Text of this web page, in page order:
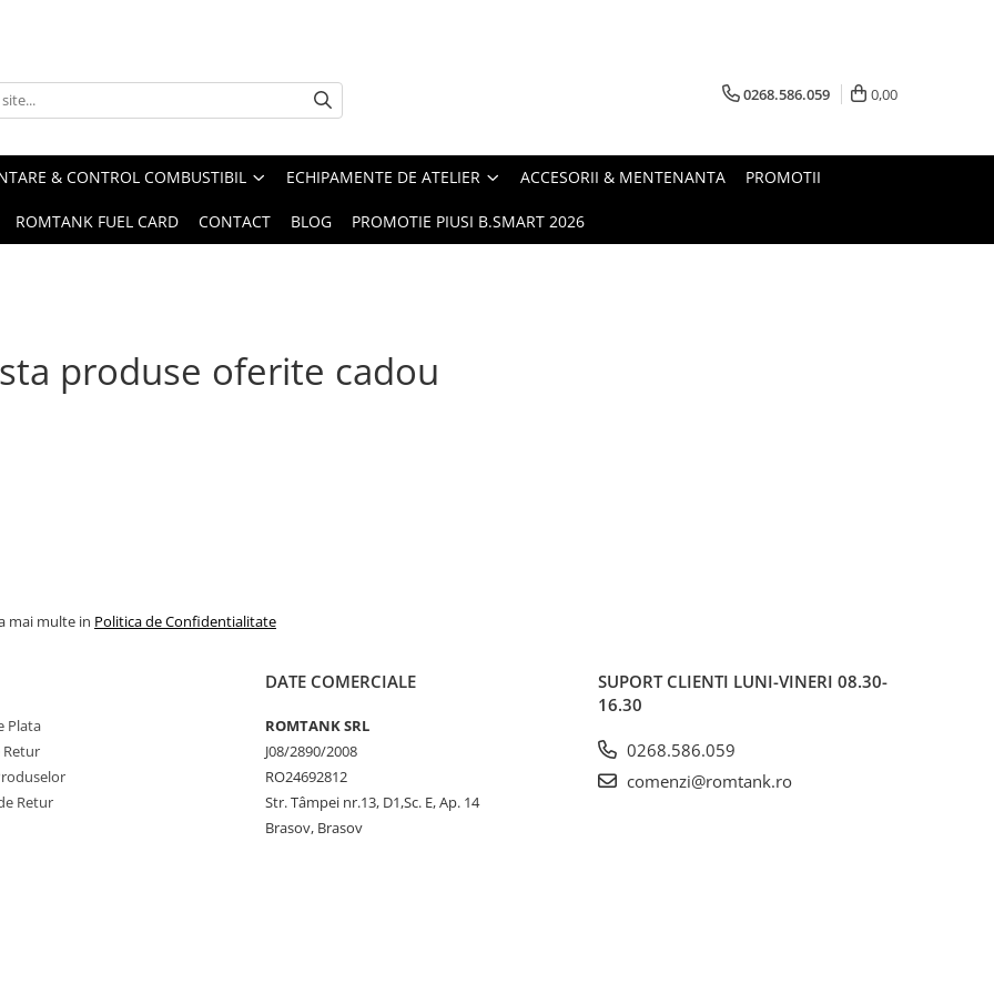
0268.586.059 0,00
& CONTROL COMBUSTIBIL ECHIPAMENTE DE ATELIER ACCESORII & MENTENANTA PROMOTII
ROMTANK FUEL CARD CONTACT BLOG PROMOTIE PIUSI B.SMART 2026
produse oferite cadou
mai multe in Politica de Confidentialitate
Plata
Retur
Retur
DATE COMERCIALE
ROMTANK SRL
J08/2890/2008
RO24692812
Str. Tâmpei nr.13, D1,Sc. E, Ap. 14
Brasov, Brasov
SUPORT CLIENTI LUNI-VINERI 08.30-
16.30
0268.586.059
comenzi@romtank.ro